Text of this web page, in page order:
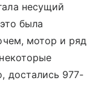
несущий
была
мотор и ряд
достались 977-